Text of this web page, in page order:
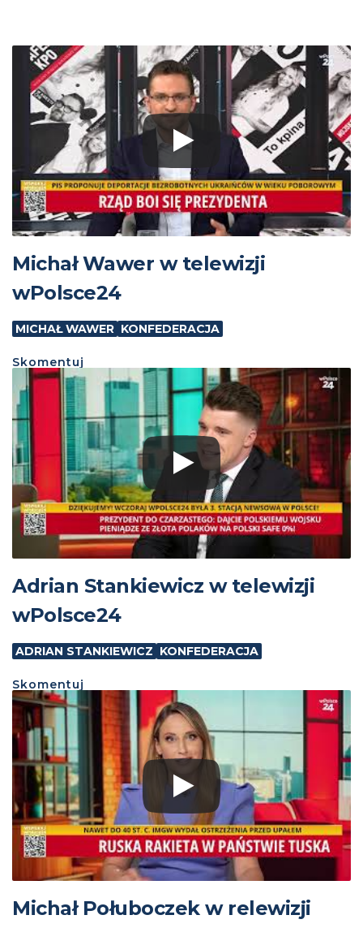
Michał Wawer w telewizji
wPolsce24
MICHAŁ WAWER KONFEDERACJA
Skomentuj
Adrian Stankiewicz w telewizji
wPolsce24
ADRIAN STANKIEWICZ KONFEDERACJA
Skomentuj
Michał Połuboczek w relewizji